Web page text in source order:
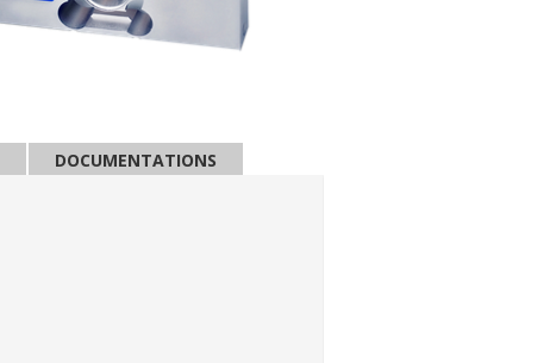
DOCUMENTATIONS